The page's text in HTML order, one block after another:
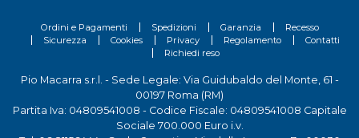
Ordini e Pagamenti Spedizioni Garanzia
Recesso
Sicurezza
Cookies Privacy Regolamento
Contatti
Richiedi reso
Pio Macarra s.r.l. - Sede Legale: Via Guidubaldo del Monte, 61 -
00197 Roma (RM)
Partita Iva: 04809541008 - Codice Fiscale: 04809541008 Capitale
Sociale 700.000 Euro i.v.